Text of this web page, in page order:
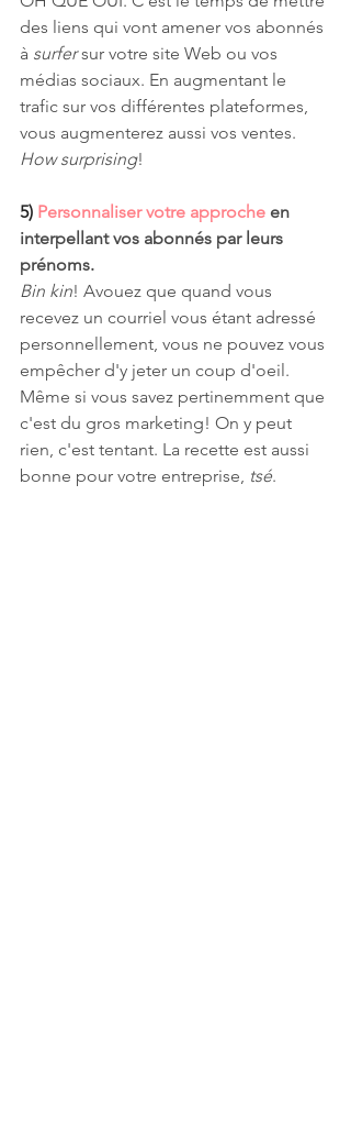
des liens qui vont amener vos abonnés
à surfer sur votre site Web ou vos
médias sociaux. En augmentant le
trafic sur vos différentes plateformes,
vous augmenterez aussi vos ventes.
How surprising!
5) Personnaliser votre approche en
interpellant vos abonnés par leurs
prénoms.
Bin kin! Avouez que quand vous
recevez un courriel vous étant adressé
personnellement, vous ne pouvez vous
empêcher d'y jeter un coup d'oeil.
Même si vous savez pertinemment que
c'est du gros marketing! On y peut
rien, c'est tentant. La recette est aussi
bonne pour votre entreprise, tsé.